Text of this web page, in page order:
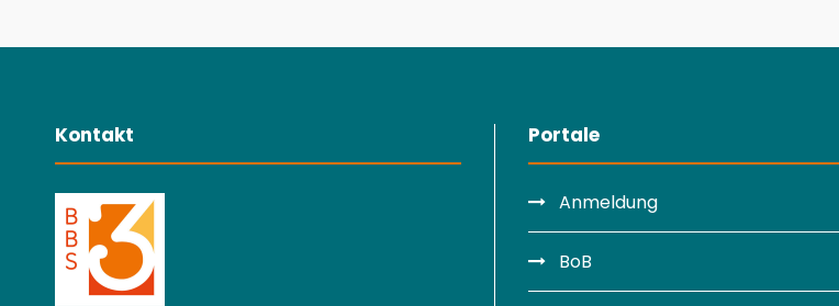
Kontakt Portale
Anmeldung
BoB